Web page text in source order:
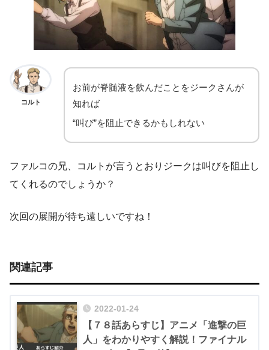
コルト
お前が脊髄液を飲んだことをジークさんが
知れば
“叫び”を阻止できるかもしれない
ファルコの兄、コルトが言うとおりジークは叫びを阻止し
てくれるのでしょうか？
次回の展開が待ち遠しいですね！
関連記事
2022-01-24
【７８話あらすじ】アニメ「進撃の巨
人」をわかりやすく解説！ファイナル